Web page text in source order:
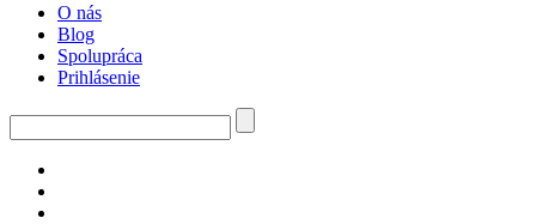
O nás
Blog
Spolupráca
Prihlásenie